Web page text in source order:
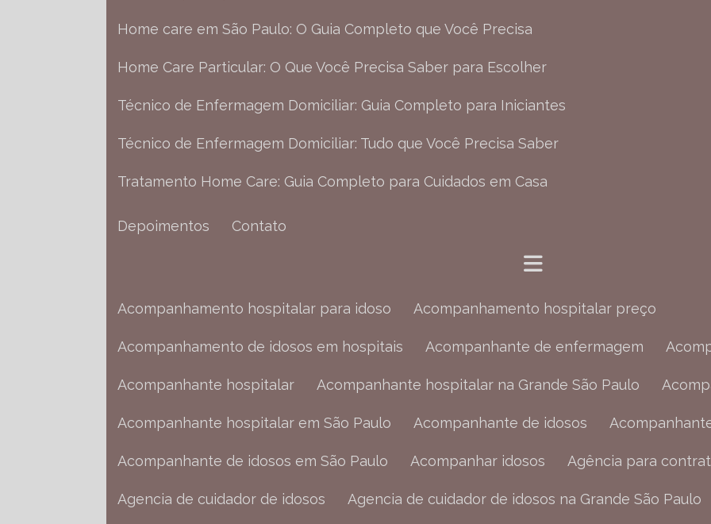
Home care em São Paulo: O Guia Completo que Você Precisa
Home Care Particular: O Que Você Precisa Saber para Escolher
Técnico de Enfermagem Domiciliar: Guia Completo para Iniciantes
Técnico de Enfermagem Domiciliar: Tudo que Você Precisa Saber
Tratamento Home Care: Guia Completo para Cuidados em Casa
Depoimentos Contato
Acompanhamento hospitalar para idoso Acompanhamento hospitalar preço
Acompanhamento de idosos em hospitais Acompanhante de enfermagem
Acompanhante hospitalar Acompanhante hospitalar na Grande São Paulo
Acompanhante hospitalar em São Paulo Acompanhante de idosos
Acompanhante de idosos em São Paulo Acompanhar idosos Agência para
Agencia de cuidador de idosos Agencia de cuidador de idosos na Grande São Paulo